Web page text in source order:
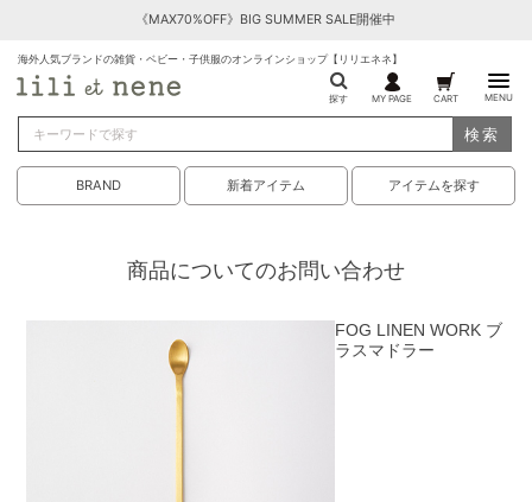
《MAX70%OFF》BIG SUMMER SALE開催中
海外人気ブランドの雑貨・ベビー・子供服のオンラインショップ【リリエネネ】
探す MY PAGE CART MENU
検索
BRAND 新着アイテム アイテムを探す
商品についてのお問い合わせ
FOG LINEN WORK ブ
ラスマドラー